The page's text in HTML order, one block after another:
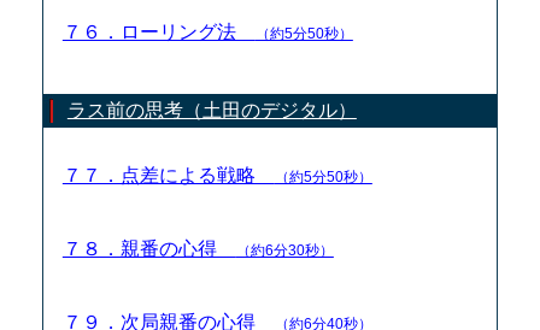
７６．ローリング法 （約5分50秒）
ラス前の思考（土田のデジタル）
７７．点差による戦略 （約5分50秒）
７８．親番の心得 （約6分30秒）
７９．次局親番の心得 （約6分40秒）